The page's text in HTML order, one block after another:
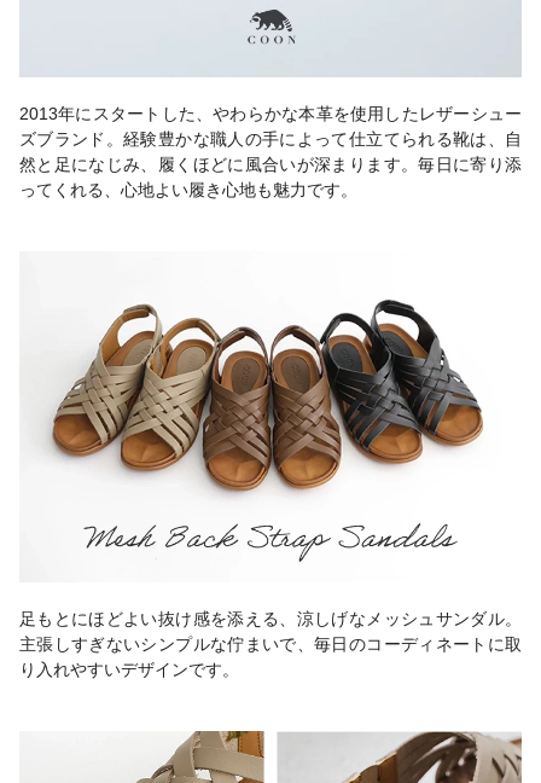
2013年にスタートした、やわらかな本革を使用したレザーシュー
ズブランド。経験豊かな職人の手によって仕立てられる靴は、自
然と足になじみ、履くほどに風合いが深まります。毎日に寄り添
ってくれる、心地よい履き心地も魅力です。
足もとにほどよい抜け感を添える、涼しげなメッシュサンダル。
主張しすぎないシンプルな佇まいで、毎日のコーディネートに取
り入れやすいデザインです。